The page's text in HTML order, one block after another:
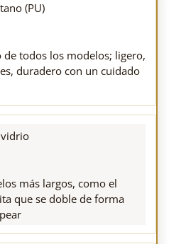
(PU)
de todos los modelos; ligero,
duradero con un cuidado
más largos, como el
que se doble de forma